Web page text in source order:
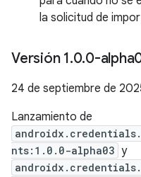
la solicitud de
Versión 1.0.0-
24 de septiembre de
Lanzamiento de
nts:1.0.0-alpha03 y